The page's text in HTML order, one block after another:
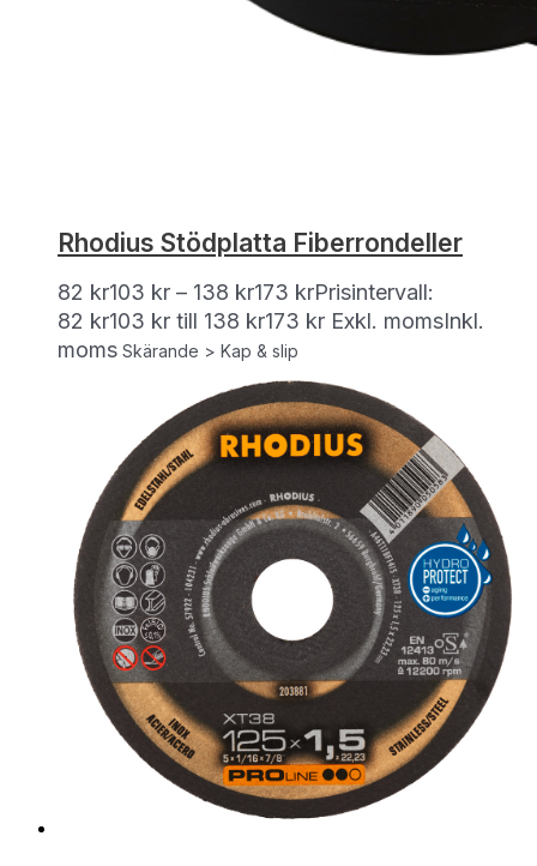
Rhodius Stödplatta Fiberrondeller
82 kr103 kr – 138 kr173 krPrisintervall:
82 kr103 kr till 138 kr173 kr Exkl. momsInkl.
moms Skärande > Kap & slip